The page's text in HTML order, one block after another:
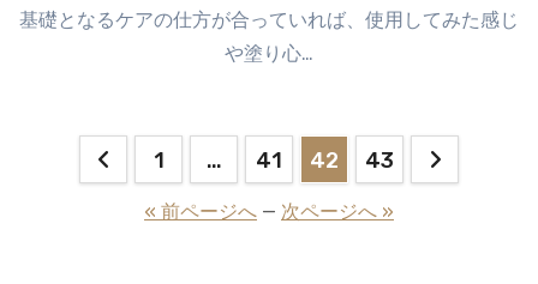
基礎となるケアの仕方が合っていれば、使用してみた感じ
や塗り心…
1 … 41 42 43
« 前ページへ — 次ページへ »